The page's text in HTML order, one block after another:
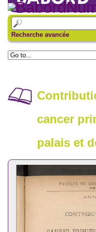
Recherche avancée
cancer
palais et